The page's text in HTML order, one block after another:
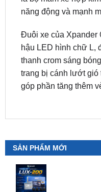
Đuôi xe của Xpander
thanh crom sáng
trang bị cánh lướt gió
góp phần tăng thêm
SẢN PHẨM MỚI